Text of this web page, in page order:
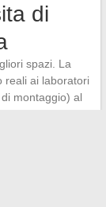
di
spazi. La
reali ai laboratori
montaggio) al